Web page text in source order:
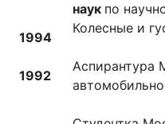
1994
1992
наук по
Колесные и
Аспирантура